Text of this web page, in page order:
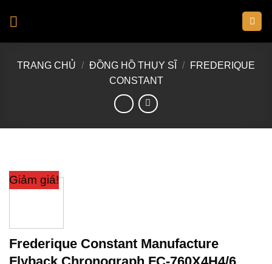
TRANG CHỦ / ĐỒNG HỒ THỤY SĨ /
FREDERIQUE
CONSTANT
Giảm giá!
Frederique Constant Manufacture